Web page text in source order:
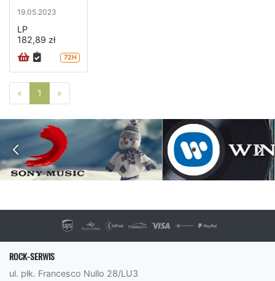
19.05.2023
LP
182,89 zł
72H
« Poprzednia strona
1 »
ROCK-SERWIS
ul. płk. Francesco Nullo 28/LU3